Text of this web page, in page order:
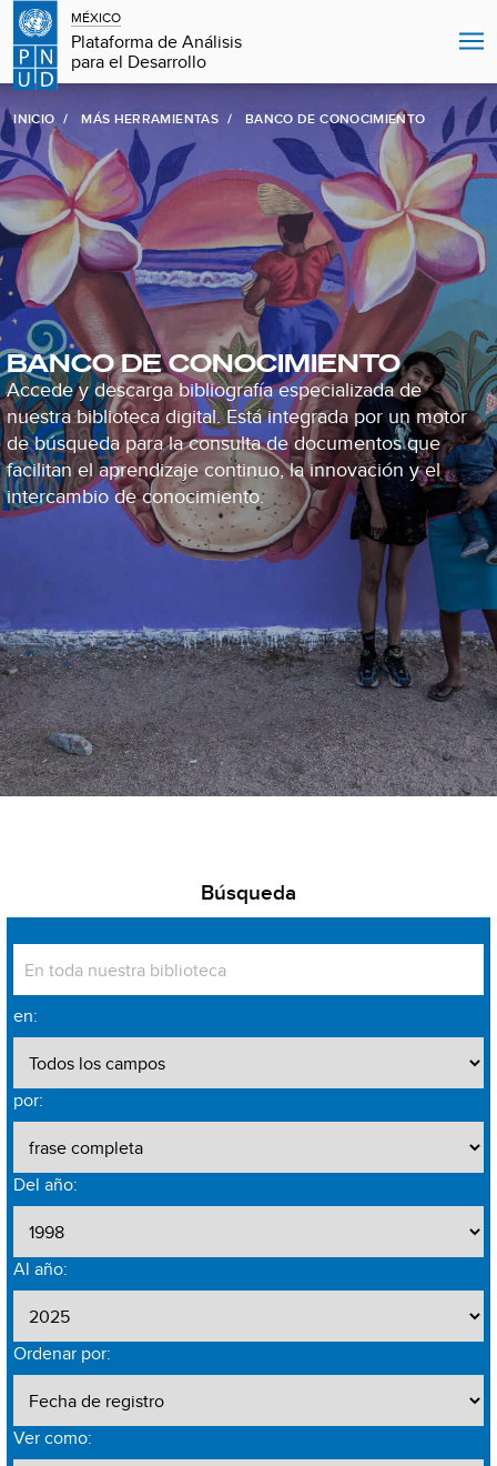
MÉXICO
Plataforma de Análisis
para el Desarrollo
INICIO MÁS HERRAMIENTAS BANCO DE CONOCIMIENTO
BANCO DE CONOCIMIENTO
Accede y descarga bibliografía especializada de
nuestra biblioteca digital. Está integrada por un motor
de búsqueda para la consulta de documentos que
facilitan el aprendizaje continuo, la innovación y el
intercambio de conocimiento.
Búsqueda
en:
por:
Del año:
Al año:
Ordenar por:
Ver como: